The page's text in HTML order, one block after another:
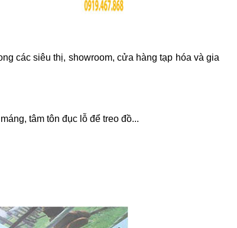
các siêu thị, showroom, cửa hàng tạp hóa và gia
tâm tôn đục lỗ để treo đồ...